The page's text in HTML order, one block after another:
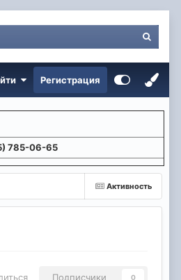
Регистрация
785-06-65
Активность
Подписчики 0